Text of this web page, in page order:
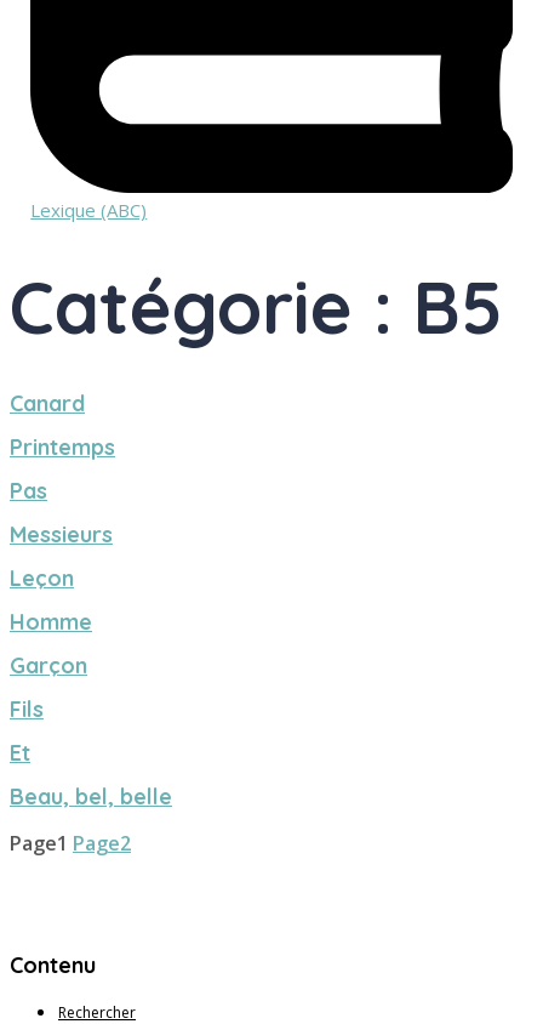
Lexique (ABC)
Catégorie : B5
Canard
Printemps
Pas
Messieurs
Leçon
Homme
Garçon
Fils
Et
Beau, bel, belle
Page1 Page2
Contenu
Rechercher